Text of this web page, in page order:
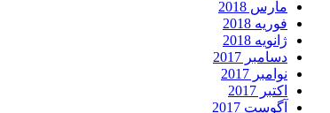
مارس 2018
فوریه 2018
ژانویه 2018
دسامبر 2017
نوامبر 2017
اکتبر 2017
آگوست 2017